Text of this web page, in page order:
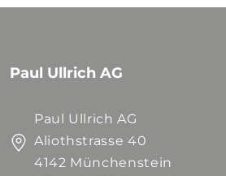
Paul Ullrich AG
Paul Ullrich AG
Aliothstrasse 40
4142 Münchenstein